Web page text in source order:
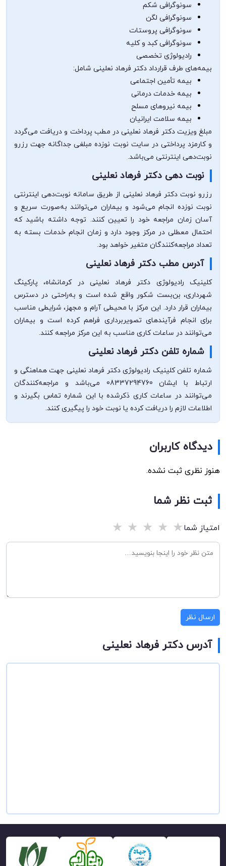
سونوگرافی شکم
سونوگرافی لگن
سونوگرافی پروستات
سونوگرافی کبد و کلیه
رادیولوژی تخصصی
بیمه‌های طرف قرارداد دکتر فرهاد نعلینی شامل:
بیمه تأمین اجتماعی
بیمه خدمات درمانی
بیمه نیروهای مسلح
بیمه سلامت ایرانیان
مبلغ ویزیت دکتر فرهاد نعلینی در مطب پرداخت و دریافت می‌گردد
و کارمزد پرداختی در سایت نوبت نوزده مبلغی جداگانه جهت رزرو
نوبت‌دهی اینترنتی می‌باشد.
نوبت دهی دکتر فرهاد نعلینی
رزرو نوبت دکتر فرهاد نعلینی از طریق سامانه نوبت‌دهی اینترنتی
نوبت نوزده انجام می‌شود و بیماران می‌توانند به‌صورت سریع و
آسان زمان مراجعه خود را تعیین کنند. توجه داشته باشید که
احتمال معطلی در مرکز وجود دارد و زمان انجام خدمات بسته به
تعداد مراجعه‌کنندگان متغیر خواهد بود.
آدرس مطب دکتر فرهاد نعلینی
کلینیک رادیولوژی دکتر فرهاد نعلینی در کرمانشاه، پارکینگ
شهرداری، بن‌بست شکور واقع شده است و به‌راحتی در دسترس
بیماران قرار دارد. این مرکز با محیطی آرام و مجهز، شرایطی مناسب
برای انجام فرآیندهای تصویربرداری فراهم کرده است و بیماران
می‌توانند در ساعات کاری مناسب به این مرکز مراجعه کنند.
شماره تلفن دکتر فرهاد نعلینی
شماره تلفن کلینیک رادیولوژی دکتر فرهاد نعلینی جهت هماهنگی و
ارتباط با ایشان 08337294760 می‌باشد و مراجعه‌کنندگان
می‌توانند در ساعات کاری ذکرشده با این شماره تماس بگیرند و
اطلاعات لازم را دریافت کرده یا نوبت خود را پیگیری کنند.
دیدگاه کاربران
هنوز نظری ثبت نشده.
ثبت نظر شما
امتیاز شما★
★
★
★
★
ارسال نظر
آدرس دکتر فرهاد نعلینی